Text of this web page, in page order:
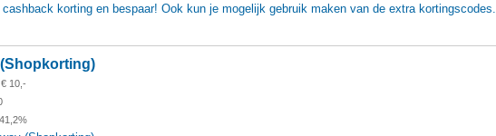
korting en bespaar! Ook kun je mogelijk gebruik maken van de extra kortingscodes.
10,-